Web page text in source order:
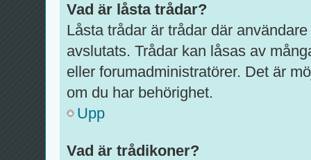
Vad är låsta trådar?
Låsta trådar är trådar där
avslutats. Trådar kan låsas av
eller forumadministratörer. Det är
om du har behörighet.
Upp
Vad är trådikoner?